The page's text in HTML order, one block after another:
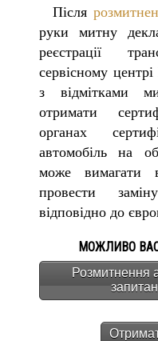
Після
руки митну
реєстрації
сервісному
з відмітками
отримати
органах
автомобіль на
може вимагати
провести
відповідно до
МОЖЛИВО
Розмитнення